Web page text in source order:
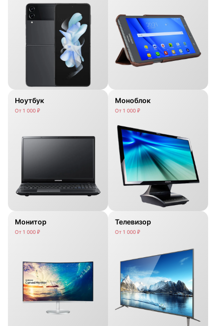
Ноутбук
От 1 000 ₽
Моноблок
От 1 000 ₽
Монитор
От 1 000 ₽
Телевизор
От 1 000 ₽